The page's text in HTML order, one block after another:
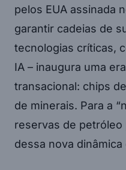
pelos EUA assinada
garantir cadeias de
tecnologias críticas,
IA – inaugura uma
transacional: chips
de minerais. Para a
reservas de
dessa nova dinâmica